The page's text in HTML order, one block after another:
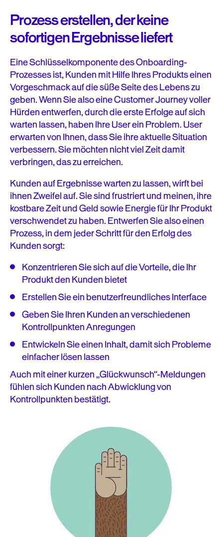
Prozess erstellen, der keine
sofortigen Ergebnisse liefert
Eine Schlüsselkomponente des Onboarding-
Prozesses ist, Kunden mit Hilfe Ihres Produkts einen
Vorgeschmack auf die süße Seite des Lebens zu
geben. Wenn Sie also eine Customer Journey voller
Hürden entwerfen, durch die erste Erfolge auf sich
warten lassen, haben Ihre User ein Problem. User
erwarten von Ihnen, dass Sie ihre aktuelle Situation
verbessern. Sie möchten nicht viel Zeit damit
verbringen, das zu erreichen.
Kunden auf Ergebnisse warten zu lassen, wirft bei
ihnen Zweifel auf. Sie sind frustriert und meinen, ihre
kostbare Zeit und Geld sowie Energie für Ihr Produkt
verschwendet zu haben. Entwerfen Sie also einen
Prozess, in dem jeder Schritt für den Erfolg des
Kunden sorgt:
Konzentrieren Sie sich auf die Vorteile, die Ihr
Produkt den Kunden bietet
Erstellen Sie ein benutzerfreundliches Interface
Geben Sie Ihren Kunden an verschiedenen
Kontrollpunkten Anregungen
Entwickeln Sie einen Inhalt, damit sich Probleme
einfacher lösen lassen
Auch mit einer kurzen „Glückwunsch“-Meldungen
fühlen sich Kunden nach Abwicklung von
Kontrollpunkten bestätigt.